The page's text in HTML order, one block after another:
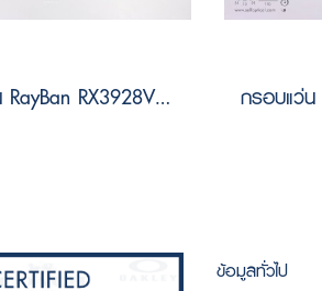
กรอบแว่น RayBan RX3928V 2500 Size 54 by A$AP ASAP Rocky
ข้อมูลทั่วไป